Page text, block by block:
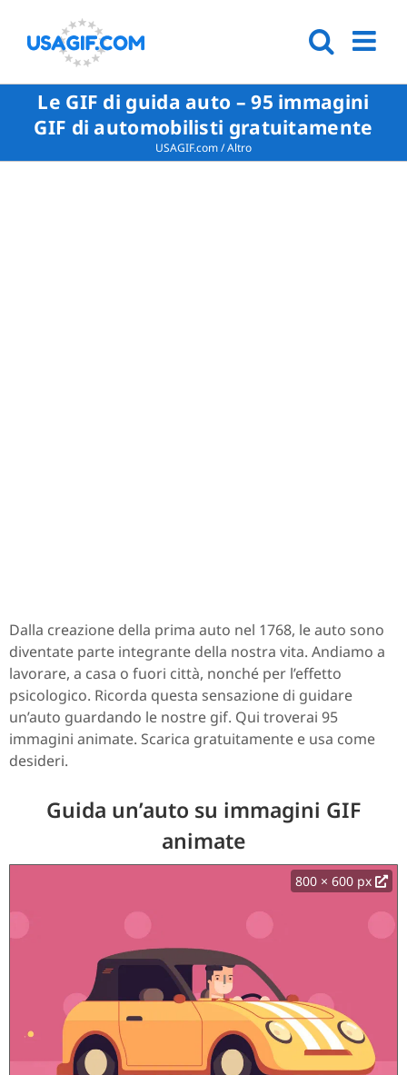
Le GIF di guida auto – 95 immagini
GIF di automobilisti gratuitamente
USAGIF.com/Altro
Dalla creazione della prima auto nel 1768, le auto sono
diventate parte integrante della nostra vita. Andiamo a
lavorare, a casa o fuori città, nonché per l’effetto
psicologico. Ricorda questa sensazione di guidare
un’auto guardando le nostre gif. Qui troverai 95
immagini animate. Scarica gratuitamente e usa come
desideri.
Guida un’auto su immagini GIF
animate
800 × 600 px